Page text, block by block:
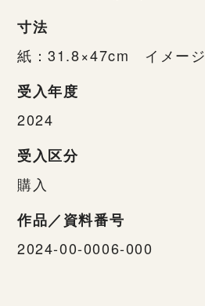
寸法
紙：31.8×47cm イメー
受入年度
2024
受入区分
購入
作品／資料番号
2024-00-0006-000